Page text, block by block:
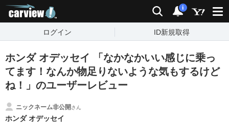
検索 通知
i
ログイン ID新規取得
ホンダ オデッセイ 「なかなかいい感じに乗っ
てます！なんか物足りないような気もするけど
ね！」のユーザーレビュー
ニックネーム非公開さん
ホンダ オデッセイ